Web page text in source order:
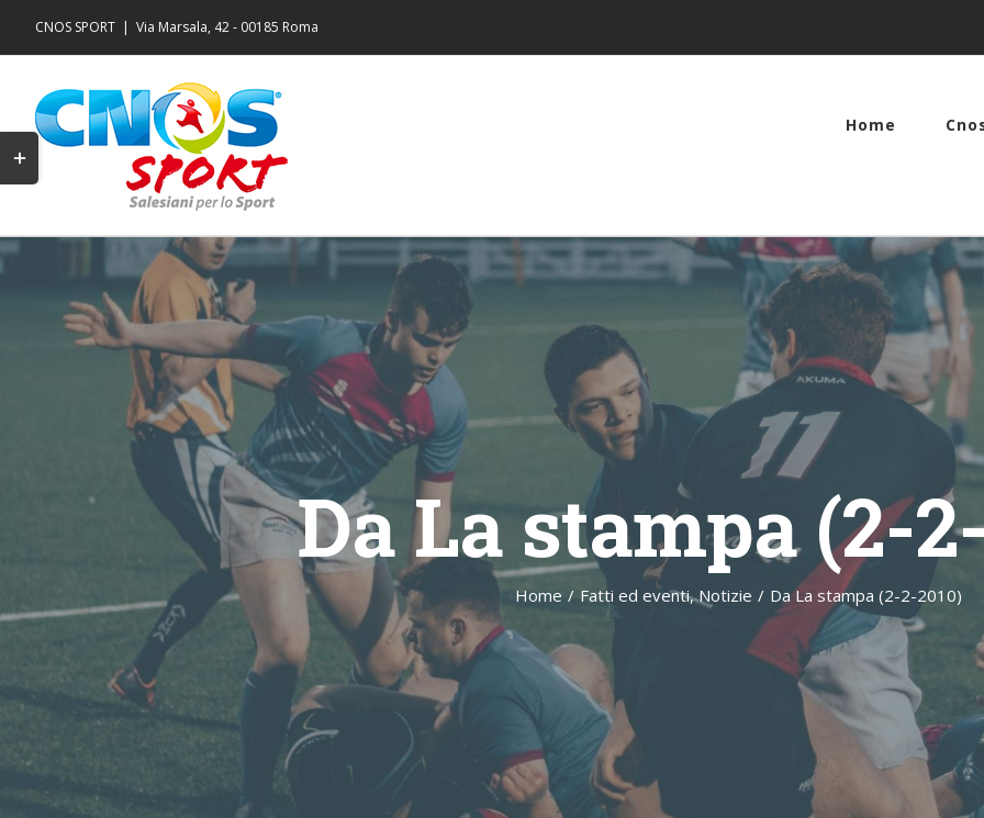
al
contenuto
CNOS SPORT | Via Marsala, 42 - 00185 Roma
Home
Da La stampa (2-
Home / Fatti ed eventi,Notizie / Da La stampa (2-2-2010)
Toggle
area
scorrevole